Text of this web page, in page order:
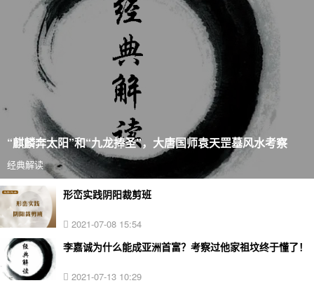
“麒麟奔太阳”和“九龙捧圣”，大唐国师袁天罡墓风水考察
经典解读
形峦实践阴阳裁剪班
2021-07-08 15:54
李嘉诚为什么能成亚洲首富？考察过他家祖坟终于懂了！
2021-07-13 10:29